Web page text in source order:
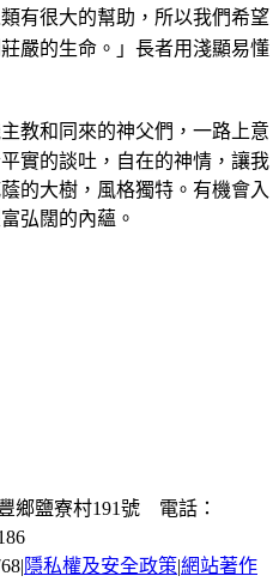
有很大的幫助，所以我們希望
嚴的生命。」長者用淺顯易懂
教和同來的神父們，一路上意
實的談吐，自在的神情，讓我
的大樹，風格獨特。有機會入
弘闊的內蘊。
鄉鹽寮村191號 電話：
|隱私權及安全政策|網站著作